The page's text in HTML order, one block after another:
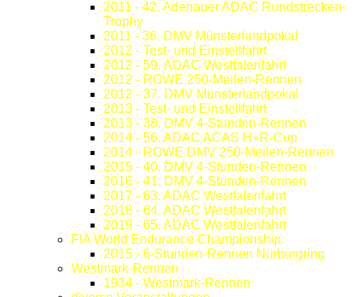
2011 - 42. Adenauer ADAC Rundstrecken-
Trophy
2011 - 36. DMV Münsterlandpokal
2012 - Test- und Einstellfahrt
2012 - 59. ADAC Westfalenfahrt
2012 - ROWE 250-Meilen-Rennen
2012 - 37. DMV Münsterlandpokal
2013 - Test- und Einstellfahrt
2013 - 38. DMV 4-Stunden-Rennen
2014 - 56. ADAC ACAS H+R-Cup
2014 - ROWE DMV 250-Meilen-Rennen
2015 - 40. DMV 4-Stunden-Rennen
2016 - 41. DMV 4-Stunden-Rennen
2017 - 63. ADAC Westfalenfahrt
2018 - 64. ADAC Westfalenfahrt
2019 - 65. ADAC Westfalenfahrt
FIA World Endurance Championship
2015 - 6-Stunden-Rennen Nürburgring
Westmark-Rennen
1934 - Westmark-Rennen